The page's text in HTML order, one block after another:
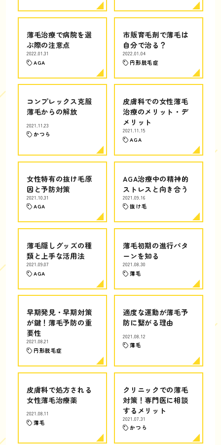
薄毛治療で病院を選
ぶ際の注意点
2022.01.31
AGA
市販育毛剤で薄毛は
自分で治る？
2022.01.04
円形脱毛症
コンプレックス克服
薄毛からの解放
2021.11.23
かつら
皮膚科での女性薄毛
治療のメリット・デ
メリット
2021.11.15
AGA
女性特有の抜け毛原
因と予防対策
2021.10.31
AGA
AGA治療中の精神的
ストレスと向き合う
2021.09.16
抜け毛
薄毛隠しグッズの種
類と上手な活用法
2021.09.07
AGA
薄毛初期の進行パタ
ーンを知る
2021.08.30
薄毛
早期発見・早期対策
が鍵！薄毛予防の重
要性
2021.08.21
円形脱毛症
適度な運動が薄毛予
防に繋がる理由
2021.08.12
薄毛
皮膚科で処方される
女性薄毛治療薬
2021.08.11
薄毛
クリニックでの薄毛
対策！専門医に相談
するメリット
2021.07.31
かつら